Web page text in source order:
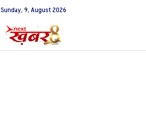
Sunday, 9, August 2026